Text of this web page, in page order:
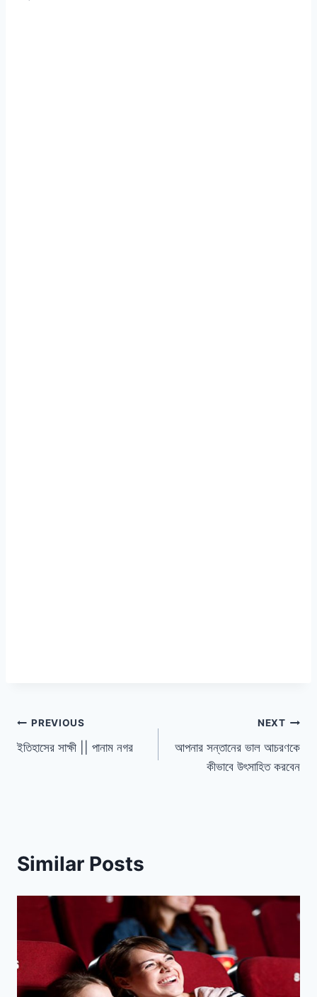
পোস্ট
ন্যাভিগেশন
PREVIOUS
ইতিহাসের সাক্ষী || পানাম নগর
NEXT
আপনার সন্তানের ভাল আচরণকে
কীভাবে উৎসাহিত করবেন
Similar Posts